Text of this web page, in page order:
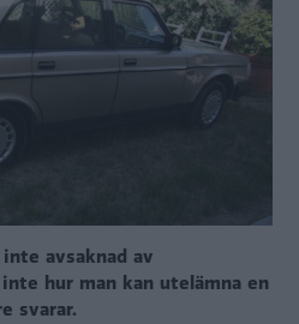
avsaknad av
hur man kan utelämna en
svarar.